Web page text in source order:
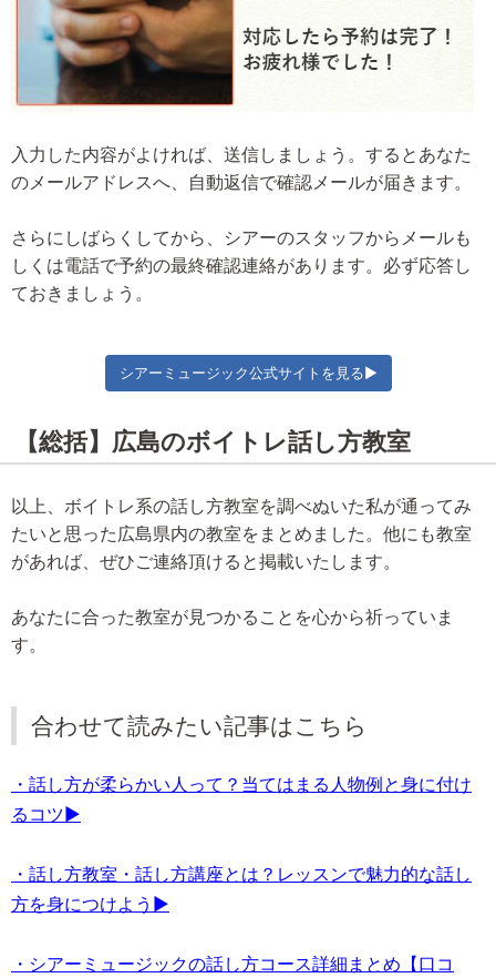
入力した内容がよければ、送信しましょう。するとあなた
のメールアドレスへ、自動返信で確認メールが届きます。
さらにしばらくしてから、シアーのスタッフからメールも
しくは電話で予約の最終確認連絡があります。必ず応答し
ておきましょう。
シアーミュージック公式サイトを見る▶
【総括】広島のボイトレ話し方教室
以上、ボイトレ系の話し方教室を調べぬいた私が通ってみ
たいと思った広島県内の教室をまとめました。他にも教室
があれば、ぜひご連絡頂けると掲載いたします。
あなたに合った教室が見つかることを心から祈っていま
す。
合わせて読みたい記事はこちら
・話し方が柔らかい人って？当てはまる人物例と身に付け
るコツ▶
・話し方教室・話し方講座とは？レッスンで魅力的な話し
方を身につけよう▶
・シアーミュージックの話し方コース詳細まとめ【口コ